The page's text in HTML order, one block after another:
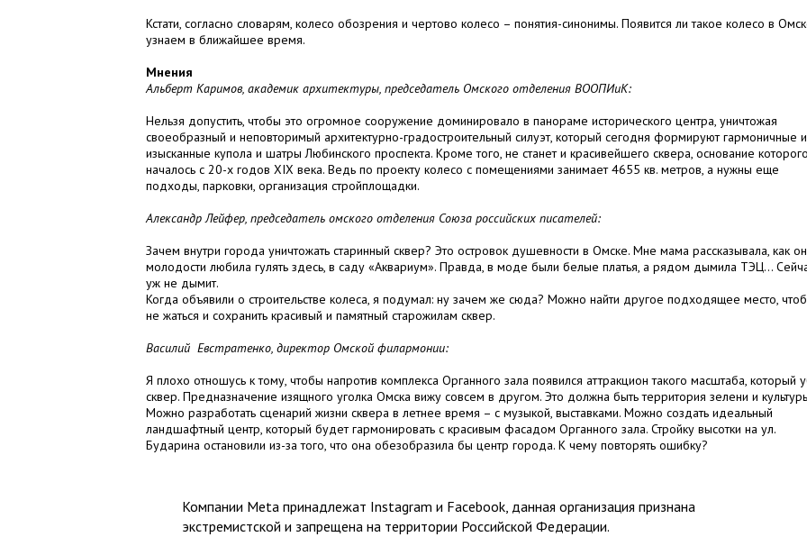
Кстати, согласно словарям, колесо обозрения и чертово колесо – понятия-синонимы. Появится ли такое колесо в
узнаем в ближайшее время.
Мнения
Альберт Каримов, академик архитектуры, председатель Омского отделения ВООПИиК:
Нельзя допустить, чтобы это огромное сооружение доминировало в панораме исторического центра, уничтожая
своеобразный и неповторимый архитектурно-градостроительный силуэт, который сегодня формируют гармоничные и
изысканные купола и шатры Любинского проспекта. Кроме того, не станет и красивейшего сквера, основание которого
началось с 20-х годов ХIХ века. Ведь по проекту колесо с помещениями занимает 4655 кв. метров, а нужны еще
подходы, парковки, организация стройплощадки.
Александр Лейфер, председатель омского отделения Союза российских писателей:
Зачем внутри города уничтожать старинный сквер? Это островок душевности в Омске. Мне мама рассказывала, как
молодости любила гулять здесь, в саду «Аквариум». Правда, в моде были белые платья, а рядом дымила ТЭЦ…
уж не дымит.
Когда объявили о строительстве колеса, я подумал: ну зачем же сюда? Можно найти другое подходящее место,
не жаться и сохранить красивый и памятный старожилам сквер.
Василий Евстратенко, директор Омской филармонии:
Я плохо отношусь к тому, чтобы напротив комплекса Органного зала появился аттракцион такого масштаба, который
сквер. Предназначение изящного уголка Омска вижу совсем в другом. Это должна быть территория зелени и
Можно разработать сценарий жизни сквера в летнее время – с музыкой, выставками. Можно создать идеальный
ландшафтный центр, который будет гармонировать с красивым фасадом Органного зала. Стройку высотки на ул.
Бударина остановили из-за того, что она обезобразила бы центр города. К чему повторять ошибку?
Компании Meta принадлежат Instagram и Facebook, данная организация признана
экстремистской и запрещена на территории Российской Федерации.